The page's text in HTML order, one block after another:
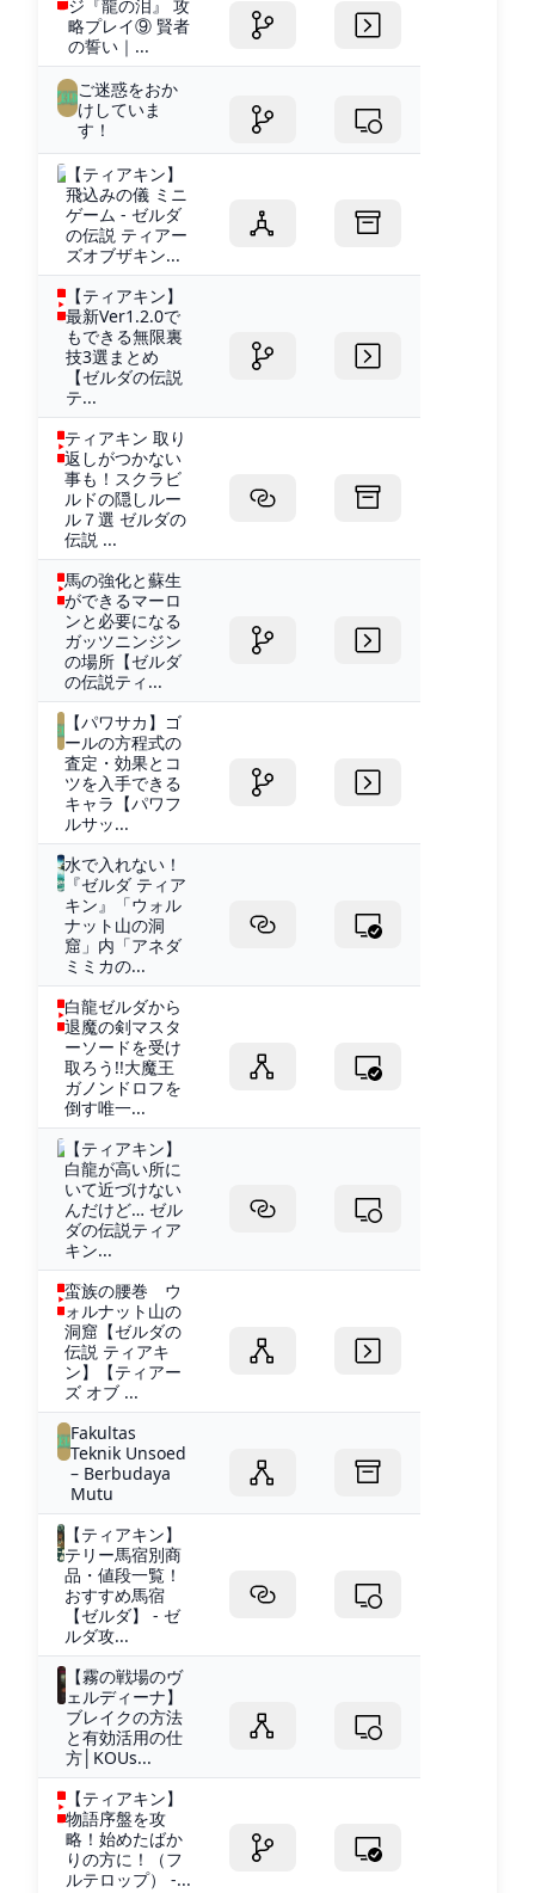
ジ『龍の泪』 攻
略プレイ⑨ 賢者
の誓い｜...
ご迷惑をおか
けしていま
す！
【ティアキン】
飛込みの儀 ミニ
ゲーム - ゼルダ
の伝説 ティアー
ズオブザキン...
【ティアキン】
最新Ver1.2.0で
もできる無限裏
技3選まとめ
【ゼルダの伝説
テ...
ティアキン 取り
返しがつかない
事も！スクラビ
ルドの隠しルー
ル７選 ゼルダの
伝説 ...
馬の強化と蘇生
ができるマーロ
ンと必要になる
ガッツニンジン
の場所【ゼルダ
の伝説ティ...
【パワサカ】ゴ
ールの方程式の
査定・効果とコ
ツを入手できる
キャラ【パワフ
ルサッ...
水で入れない！
『ゼルダ ティア
キン』「ウォル
ナット山の洞
窟」内「アネダ
ミミカの...
白龍ゼルダから
退魔の剣マスタ
ーソードを受け
取ろう!!大魔王
ガノンドロフを
倒す唯一...
【ティアキン】
白龍が高い所に
いて近づけない
んだけど… ゼル
ダの伝説ティア
キン...
蛮族の腰巻 ウ
ォルナット山の
洞窟【ゼルダの
伝説 ティアキ
ン】【ティアー
ズ オブ ...
Fakultas
Teknik Unsoed
– Berbudaya
Mutu
【ティアキン】
テリー馬宿別商
品・値段一覧！
おすすめ馬宿
【ゼルダ】 - ゼ
ルダ攻...
【霧の戦場のヴ
ェルディーナ】
ブレイクの方法
と有効活用の仕
方│KOUs...
【ティアキン】
物語序盤を攻
略！始めたばか
りの方に！（フ
ルテロップ） -...